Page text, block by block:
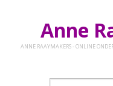
Anne
ANNE RAAYMAKERS - ONLINE